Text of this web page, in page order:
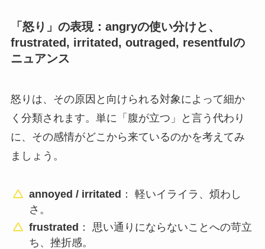
「怒り」の表現：angryの使い分けと、
frustrated, irritated, outraged, resentfulの
ニュアンス
怒りは、その原因と向けられる対象によって細か
く分類されます。単に「腹が立つ」と言う代わり
に、その感情がどこから来ているのかを考えてみ
ましょう。
annoyed / irritated ： 軽いイライラ、煩わし
さ。
frustrated ： 思い通りにならないことへの苛立
ち、挫折感。